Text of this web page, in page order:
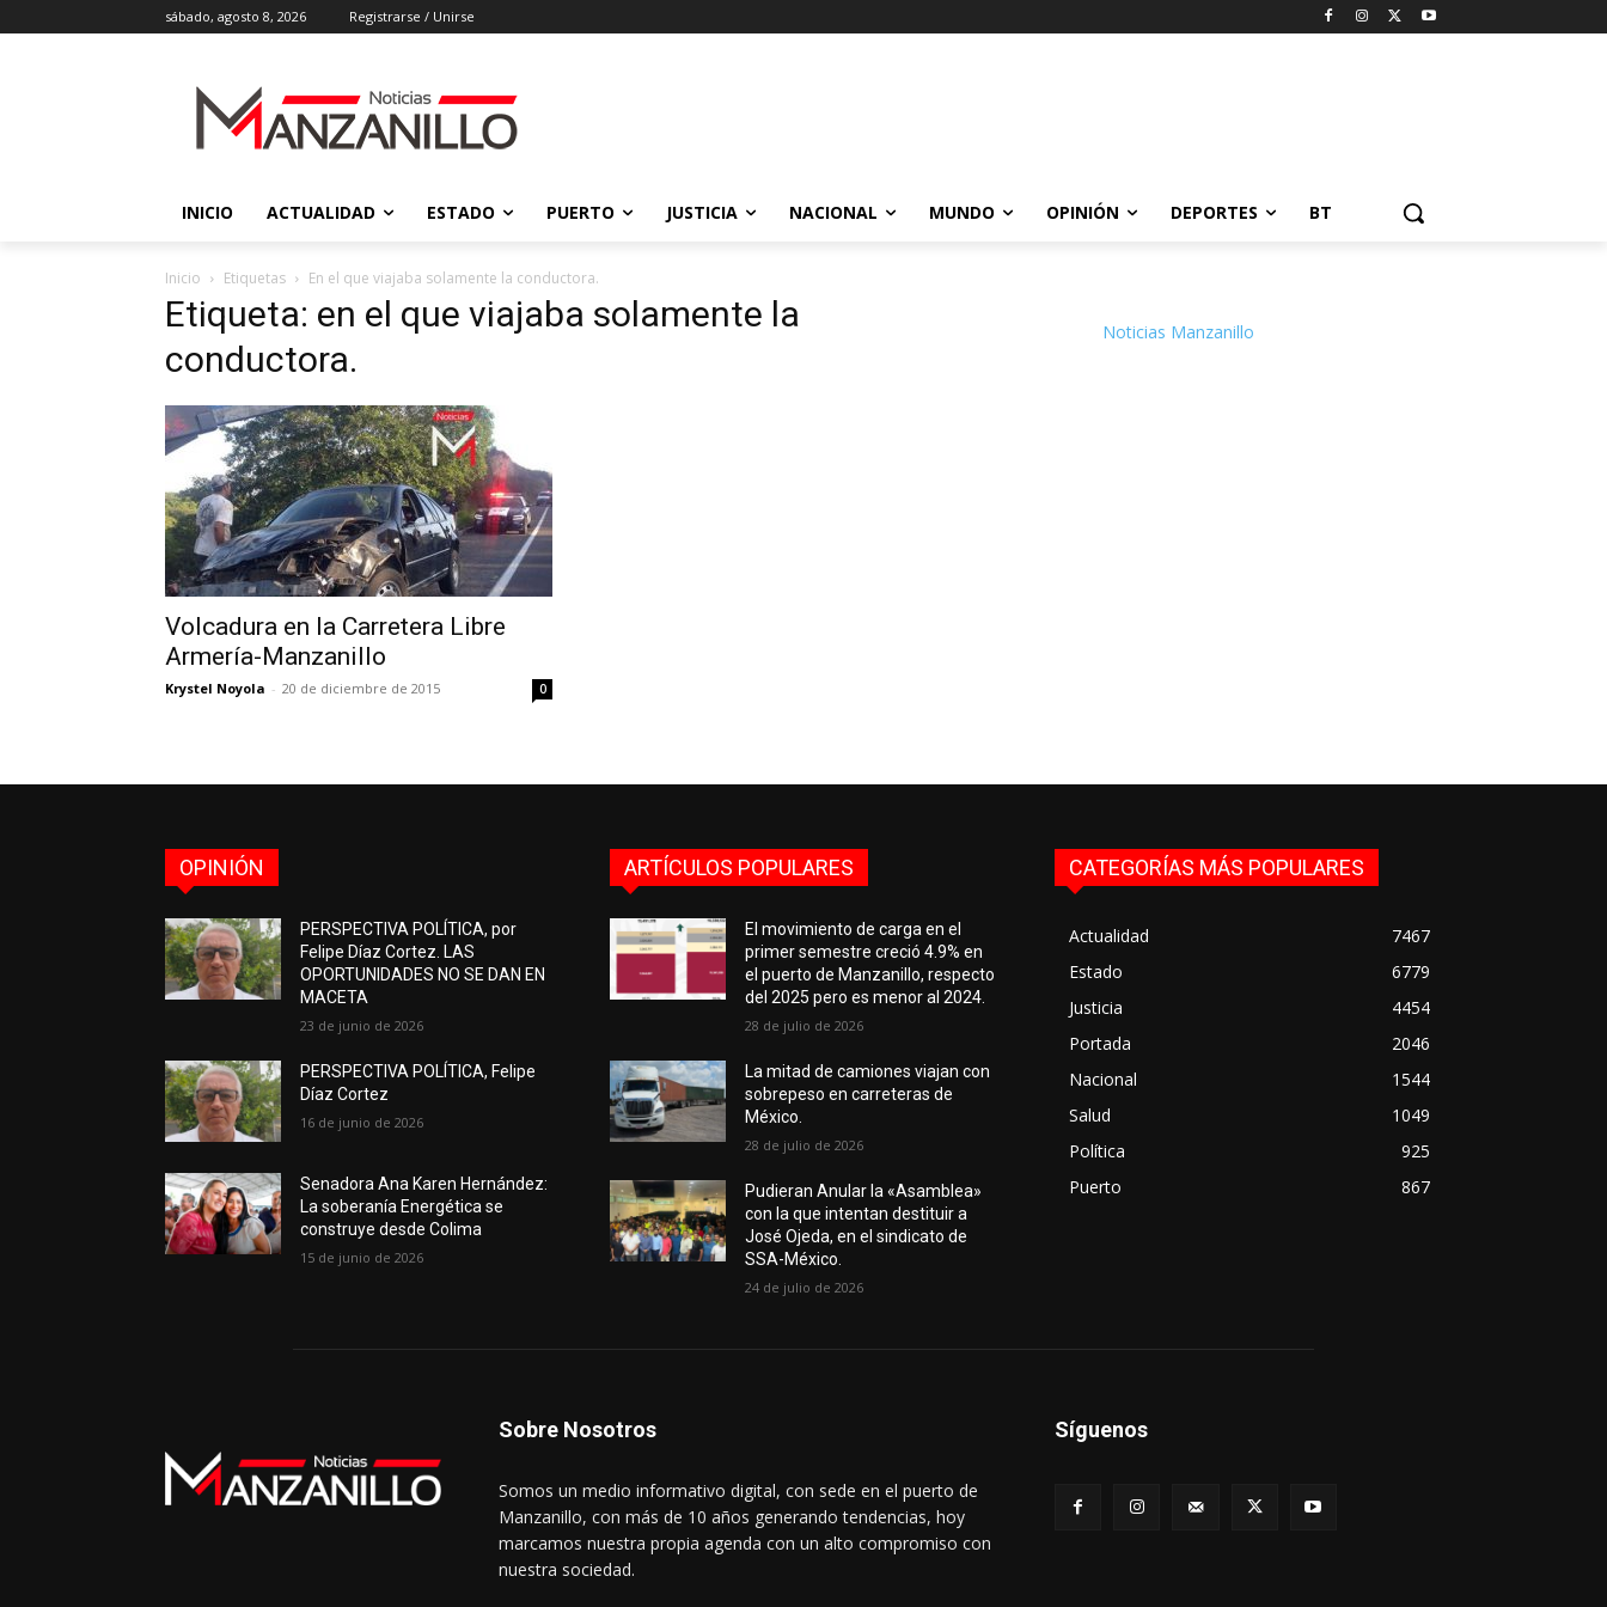
sábado, agosto 8, 2026 Registrarse / Unirse
INICIO ACTUALIDAD ESTADO PUERTO JUSTICIA NACIONAL MUNDO OPINIÓN DEPORTES BT
Inicio Etiquetas En el que viajaba solamente la conductora.
Etiqueta: en el que viajaba solamente la
conductora.
Volcadura en la Carretera Libre
Armería-Manzanillo
Krystel Noyola - 20 de diciembre de 2015 0
Noticias Manzanillo
OPINIÓN
PERSPECTIVA POLÍTICA, por
Felipe Díaz Cortez. LAS
OPORTUNIDADES NO SE DAN EN
MACETA
23 de junio de 2026
PERSPECTIVA POLÍTICA, Felipe
Díaz Cortez
16 de junio de 2026
Senadora Ana Karen Hernández:
La soberanía Energética se
construye desde Colima
15 de junio de 2026
ARTÍCULOS POPULARES
El movimiento de carga en el
primer semestre creció 4.9% en
el puerto de Manzanillo, respecto
del 2025 pero es menor al 2024.
28 de julio de 2026
La mitad de camiones viajan con
sobrepeso en carreteras de
México.
28 de julio de 2026
Pudieran Anular la «Asamblea»
con la que intentan destituir a
José Ojeda, en el sindicato de
SSA-México.
24 de julio de 2026
CATEGORÍAS MÁS POPULARES
Actualidad
7467
Estado
6779
Justicia
4454
Portada
2046
Nacional
1544
Salud
1049
Política
925
Puerto
867
Sobre Nosotros
Somos un medio informativo digital, con sede en el puerto de
Manzanillo, con más de 10 años generando tendencias, hoy
marcamos nuestra propia agenda con un alto compromiso con
nuestra sociedad.
Síguenos